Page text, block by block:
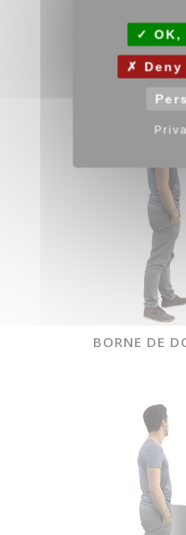
BORNE
BORNE DE